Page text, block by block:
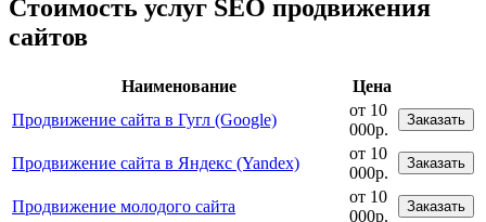
Стоимость услуг SEO продвижения
сайтов
Наименование
Цена
Продвижение сайта в Гугл (Google)
от 10
000р.
Заказать
Продвижение сайта в Яндекс (Yandex)
от 10
000р.
Заказать
Продвижение молодого сайта
от 10
000р.
Заказать